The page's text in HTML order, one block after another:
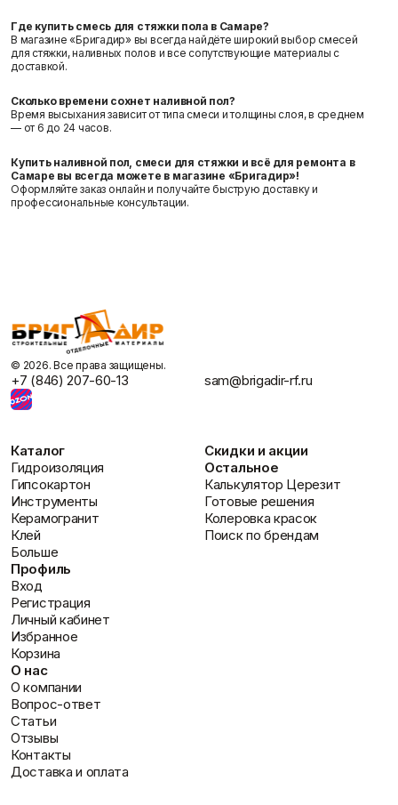
Где купить смесь для стяжки пола в Самаре?
В магазине «Бригадир» вы всегда найдёте широкий выбор смесей
для стяжки, наливных полов и все сопутствующие материалы с
доставкой.
Сколько времени сохнет наливной пол?
Время высыхания зависит от типа смеси и толщины слоя, в среднем
— от 6 до 24 часов.
Купить наливной пол, смеси для стяжки и всё для ремонта в
Самаре вы всегда можете в магазине «Бригадир»!
Оформляйте заказ онлайн и получайте быструю доставку и
профессиональные консультации.
©️ 2026. Все права защищены.
+7 (846) 207-60-13 sam@brigadir-rf.ru
Каталог
Гидроизоляция
Гипсокартон
Инструменты
Керамогранит
Клей
Больше
Профиль
Вход
Регистрация
Личный кабинет
Избранное
Корзина
О нас
О компании
Вопрос-ответ
Статьи
Отзывы
Контакты
Доставка и оплата
Скидки и акции
Остальное
Калькулятор Церезит
Готовые решения
Колеровка красок
Поиск по брендам